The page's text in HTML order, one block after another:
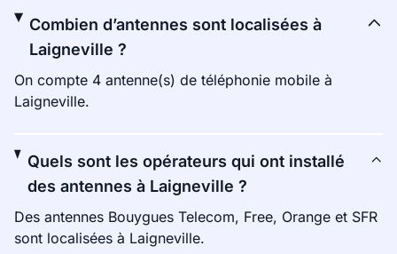
Combien d’antennes sont localisées à
Laigneville ?
On compte 4 antenne(s) de téléphonie mobile à
Laigneville.
Quels sont les opérateurs qui ont installé
des antennes à Laigneville ?
Des antennes Bouygues Telecom, Free, Orange et SFR
sont localisées à Laigneville.